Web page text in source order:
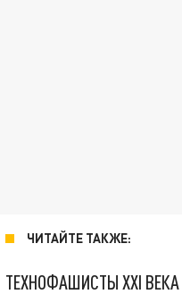
ЧИТАЙТЕ ТАКЖЕ:
ТЕХНОФАШИСТЫ XXI ВЕКА